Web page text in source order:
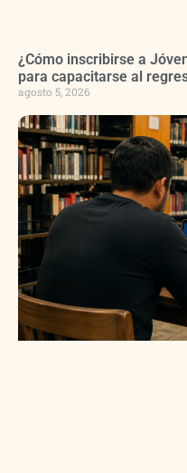
¿Cómo inscribirse a
para capacitarse al
agosto 5, 2026